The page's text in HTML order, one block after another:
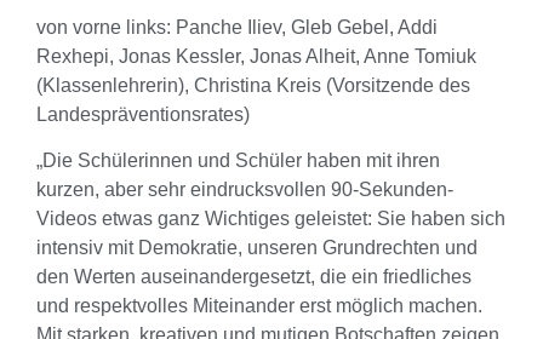
von vorne links: Panche Iliev, Gleb Gebel, Addi
Rexhepi, Jonas Kessler, Jonas Alheit, Anne Tomiuk
(Klassenlehrerin), Christina Kreis (Vorsitzende des
Landespräventionsrates)
„Die Schülerinnen und Schüler haben mit ihren
kurzen, aber sehr eindrucksvollen 90-Sekunden-
Videos etwas ganz Wichtiges geleistet: Sie haben sich
intensiv mit Demokratie, unseren Grundrechten und
den Werten auseinandergesetzt, die ein friedliches
und respektvolles Miteinander erst möglich machen.